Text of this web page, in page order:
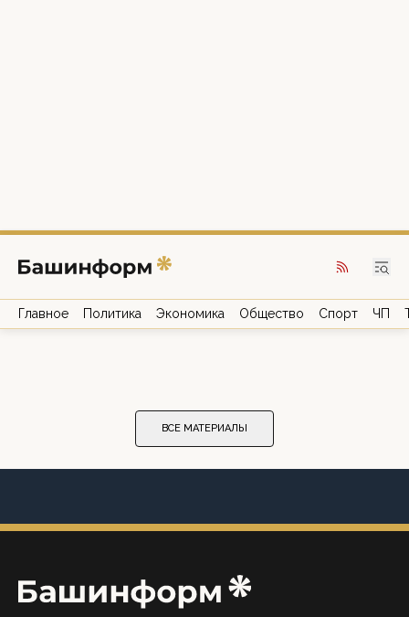
Главное Политика Экономика Общество Спорт ЧП
ВСЕ МАТЕРИАЛЫ